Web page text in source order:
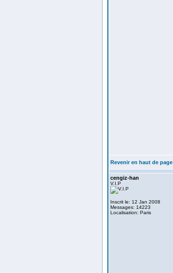
Revenir en haut de page
cengiz-han
V.I.P
Inscrit le: 12 Jan 2008
Messages: 14223
Localisation: Paris